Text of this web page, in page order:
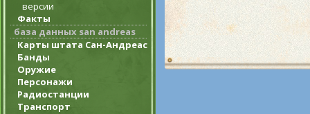
версии
Факты
база данных san andreas
Карты штата Сан-Андреас
Банды
Оружие
Персонажи
Радиостанции
Транспорт